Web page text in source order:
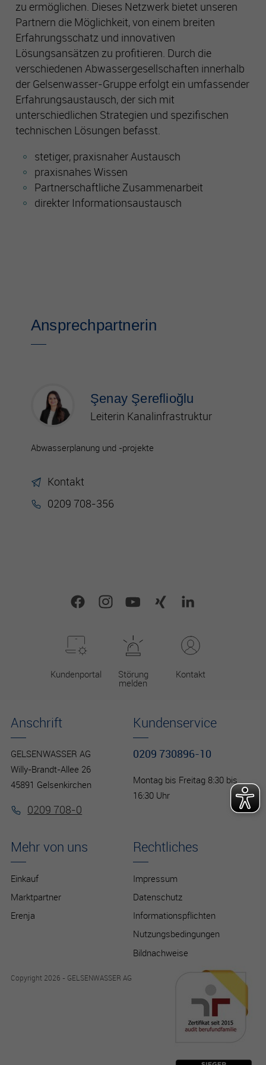
zu ermöglichen. Dieses Netzwerk bietet unseren
Partnern die Möglichkeit, von einem breiten
Erfahrungsschatz und innovativen
Lösungsansätzen zu profitieren. Durch die
verschiedenen Abwassergesellschaften innerhalb
der Gelsenwasser-Gruppe erfolgt ein umfassender
Erfahrungsaustausch, der sich mit
unterschiedlichen Strategien und spezifischen
technischen Lösungen befasst.
stetiger, praxisnaher Austausch
praxisnahes Wissen
Partnerschaftliche Zusammenarbeit
direkter Informationsaustausch
Ansprechpartnerin
Şenay Şereflioğlu
Leiterin Kanalinfrastruktur
Abwasserplanung und -projekte
Kontakt
0209 708-356
Kundenportal Störung
melden
Kontakt
Mehr von uns
Einkauf
Marktpartner
Erenja
Rechtliches
Impressum
Datenschutz
Informationspflichten
Nutzungsbedingungen
Bildnachweise
Kundenservice
0209 730896-10
Montag bis Freitag 8:30 bis
16:30 Uhr
Anschrift
GELSENWASSER AG
Willy-Brandt-Allee 26
45891 Gelsenkirchen
0209 708-0
Copyright 2026 - GELSENWASSER AG
Es besteht insbesondere das Risiko, dass Ihre Daten durch
US-Behörden zu Kontroll- und Überwachungszwecken
verarbeitet werden können.